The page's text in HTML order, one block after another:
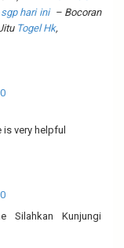
hari ini– Bocoran
Togel Hk,
very helpful
Silahkan Kunjungi